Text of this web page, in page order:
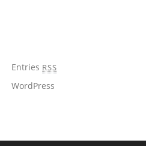
Entries RSS
WordPress